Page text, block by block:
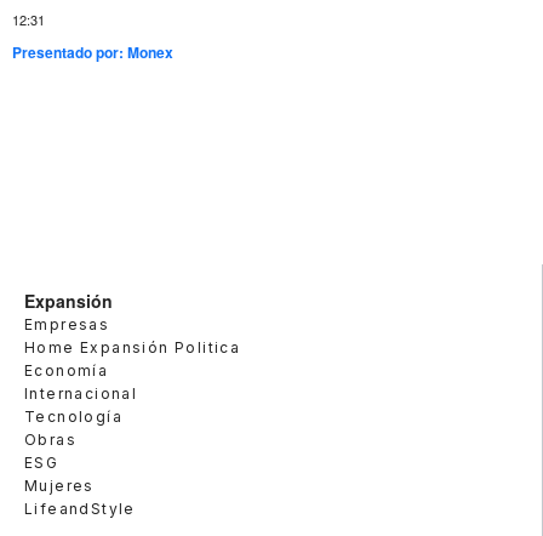
12:31
Presentado por:Monex
Expansión
Empresas
Home Expansión Politica
Economía
Internacional
Tecnología
Obras
ESG
Mujeres
LifeandStyle